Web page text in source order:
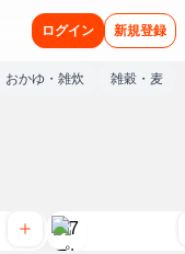
ログイン 新規登録
おかゆ・雑炊 雑穀・麦